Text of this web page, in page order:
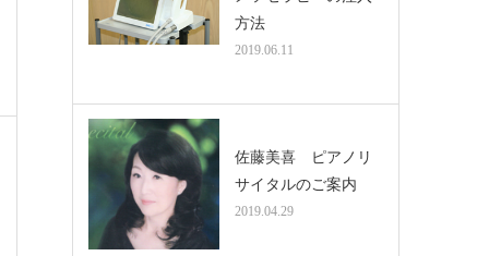
方法
2019.06.11
佐藤美喜 ピアノリ
サイタルのご案内
2019.04.29